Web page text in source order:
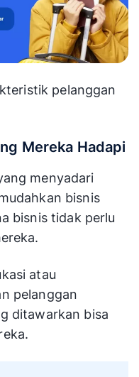
pelanggan
Mereka Hadapi
menyadari
bisnis
bisnis tidak perlu
atau
pelanggan
ditawarkan bisa